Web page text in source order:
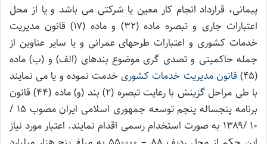
پیمانی، قرارداد انجام کار معین یا شرکتی می باشد و یا از محل
اعتبارات جاری و تبصره ماده (۳۲) و ماده (۱۷) قانون مدیریت
خدمات کشوری و اعتبارات طرحهای عمرانی و یا سایر عناوین از
جمله حاکمیتی و تصدی گری موضوع بندهای (الف) و (ب) ماده
(۴۵)
قانون مدیریت خدمات کشوری خدمت نموده و یا می نمایند
با طی مراحل گزینش با رعایت تبصره (۲) بند (و) ماده (۴۴) قانون
برنامه پنجساله پنجم توسعه جمهوری اسلامی ایران مصوب ۱۵ /
۱۰ /۱۳۸۹ به صورت استخدام رسمی اقدام نمایند. اعتبار مورد نیاز